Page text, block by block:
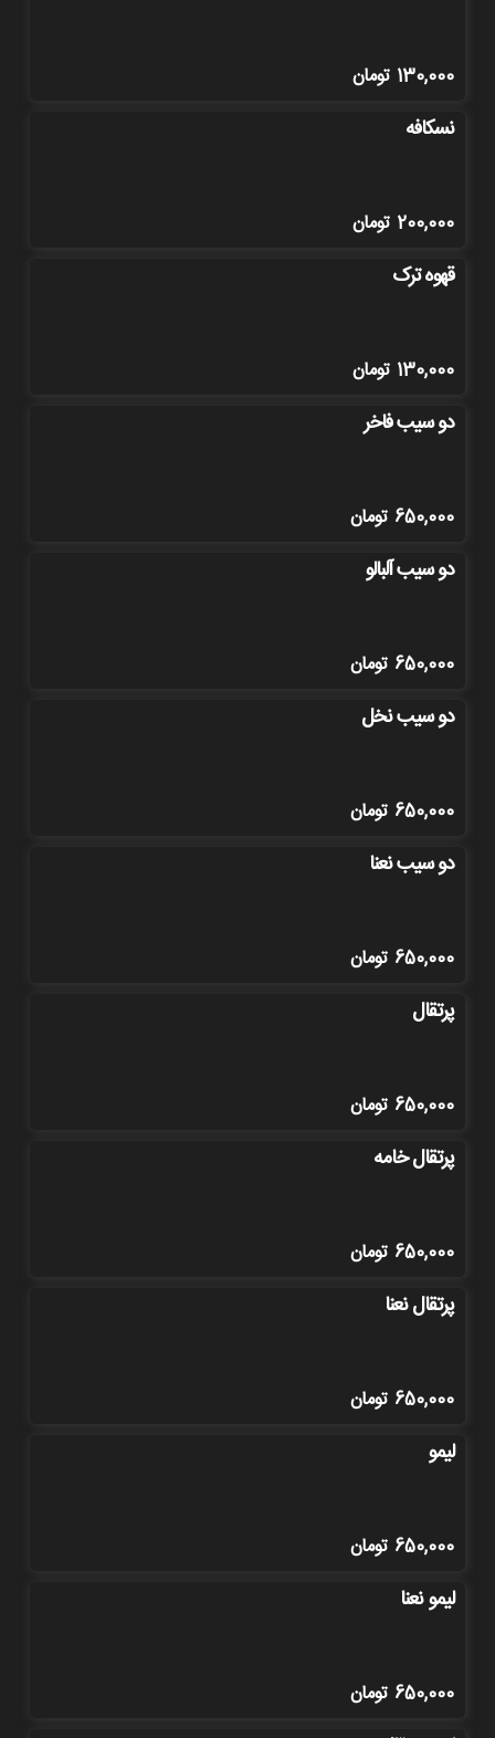
130,000 تومان
نسکافه
200,000 تومان
قهوه ترک
130,000 تومان
دو سیب فاخر
650,000 تومان
دو سیب آلبالو
650,000 تومان
دو سیب نخل
650,000 تومان
دو سیب نعنا
650,000 تومان
پرتقال
650,000 تومان
پرتقال خامه
650,000 تومان
پرتقال نعنا
650,000 تومان
لیمو
650,000 تومان
لیمو نعنا
650,000 تومان